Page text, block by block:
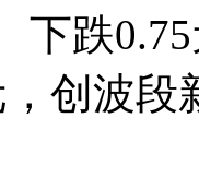
下跌
创波